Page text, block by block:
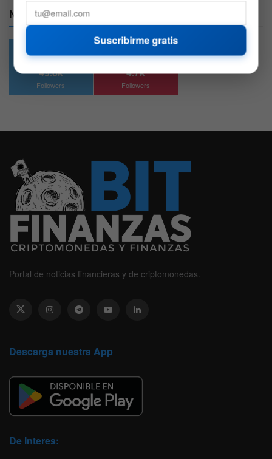
Nuestras Redes:
49.6k
Followers
4.7k
Followers
Portal de noticias financieras y de criptomonedas.
Descarga nuestra App
De Interes:
Suscribirme gratis